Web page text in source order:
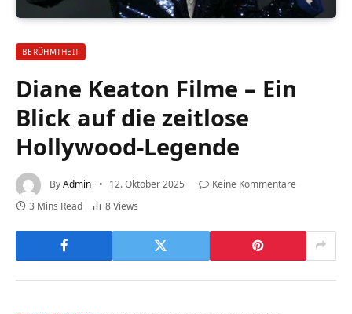
BERÜHMTHEIT
Diane Keaton Filme – Ein
Blick auf die zeitlose
Hollywood-Legende
ByAdmin 12. Oktober 2025
Keine Kommentare
3 Mins Read
8Views